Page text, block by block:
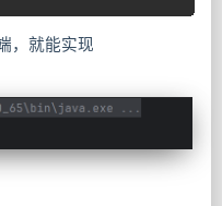
，就能实现